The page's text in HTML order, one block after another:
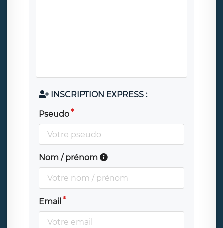
INSCRIPTION EXPRESS :
Pseudo
Nom / prénom
Email